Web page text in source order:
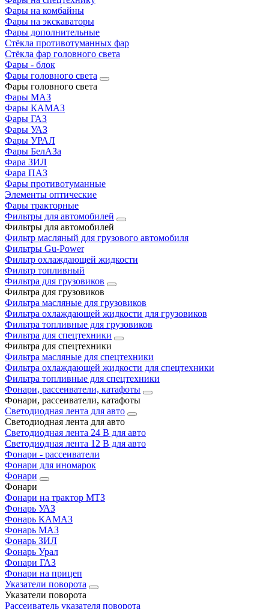
Фары на комбайны
Фары на экскаваторы
Фары дополнительные
Стёкла противотуманных фар
Стёкла фар головного света
Фары - блок
Фары головного света
Фары головного света
Фары МАЗ
Фары КАМАЗ
Фары ГАЗ
Фары УАЗ
Фары УРАЛ
Фары БелАЗа
Фара ЗИЛ
Фара ПАЗ
Фары противотуманные
Элементы оптические
Фары тракторные
Фильтры для автомобилей
Фильтры для автомобилей
Фильтр масляный для грузового автомобиля
Фильтры Gu-Power
Фильтр охлаждающей жидкости
Фильтр топливный
Фильтра для грузовиков
Фильтра для грузовиков
Фильтра масляные для грузовиков
Фильтра охлаждающей жидкости для грузовиков
Фильтра топливные для грузовиков
Фильтра для спецтехники
Фильтра для спецтехники
Фильтра масляные для спецтехники
Фильтра охлаждающей жидкости для спецтехники
Фильтра топливные для спецтехники
Фонари, рассеиватели, катафоты
Фонари, рассеиватели, катафоты
Светодиодная лента для авто
Светодиодная лента для авто
Светодиодная лента 24 В для авто
Светодиодная лента 12 В для авто
Фонари - рассеиватели
Фонари для иномарок
Фонари
Фонари
Фонари на трактор МТЗ
Фонарь УАЗ
Фонарь КАМАЗ
Фонарь МАЗ
Фонарь ЗИЛ
Фонарь Урал
Фонари ГАЗ
Фонари на прицеп
Указатели поворота
Указатели поворота
Рассеиватель указателя поворота